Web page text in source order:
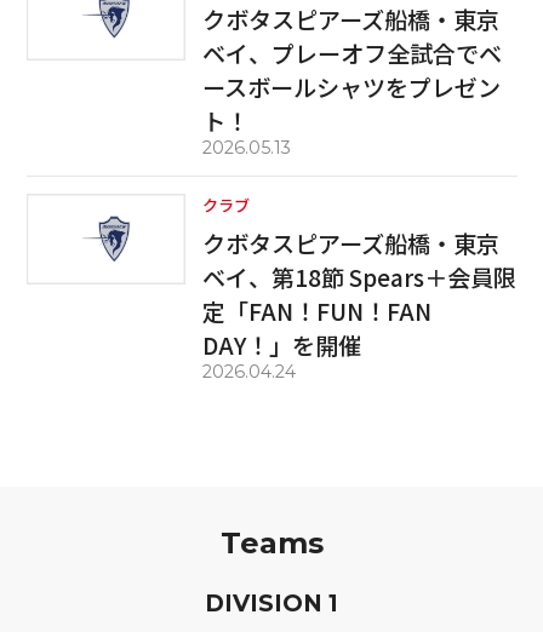
クボタスピアーズ船橋・東京
ベイ、プレーオフ全試合でベ
ースボールシャツをプレゼン
ト！
2026.05.13
クラブ
クボタスピアーズ船橋・東京
ベイ、第18節 Spears＋会員限
定「FAN！FUN！FAN
DAY！」を開催
2026.04.24
Teams
DIVISION 1